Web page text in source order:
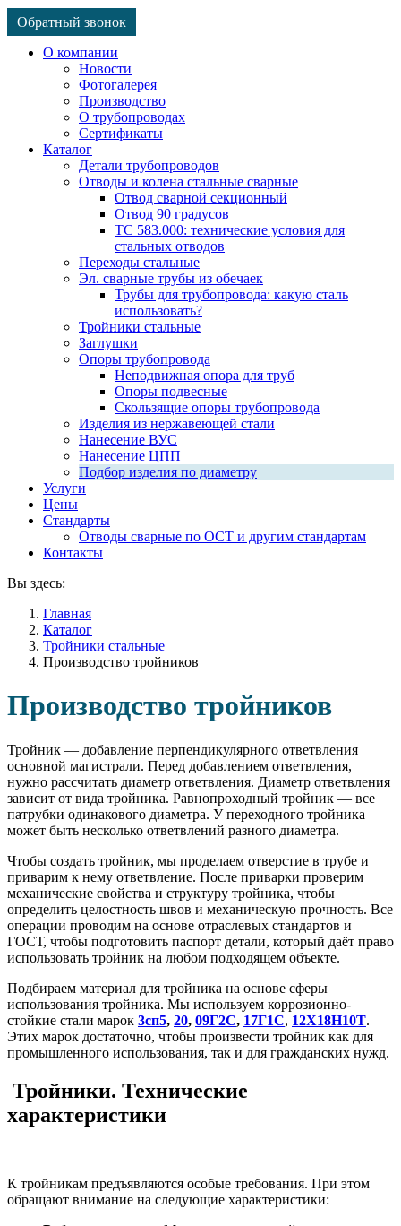
Обратный звонок
О компании
Новости
Фотогалерея
Производство
О трубопроводах
Сертификаты
Каталог
Детали трубопроводов
Отводы и колена стальные сварные
Отвод сварной секционный
Отвод 90 градусов
ТС 583.000: технические условия для
стальных отводов
Переходы стальные
Эл. сварные трубы из обечаек
Трубы для трубопровода: какую сталь
использовать?
Тройники стальные
Заглушки
Опоры трубопровода
Неподвижная опора для труб
Опоры подвесные
Скользящие опоры трубопровода
Изделия из нержавеющей стали
Нанесение ВУС
Нанесение ЦПП
Подбор изделия по диаметру
Услуги
Цены
Стандарты
Отводы сварные по ОСТ и другим стандартам
Контакты
Вы здесь:
Главная
Каталог
Тройники стальные
Производство тройников
Производство тройников
Тройник — добавление перпендикулярного ответвления
основной магистрали. Перед добавлением ответвления,
нужно рассчитать диаметр ответвления. Диаметр ответвления
зависит от вида тройника. Равнопроходный тройник — все
патрубки одинакового диаметра. У переходного тройника
может быть несколько ответвлений разного диаметра.
Чтобы создать тройник, мы проделаем отверстие в трубе и
приварим к нему ответвление. После приварки проверим
механические свойства и структуру тройника, чтобы
определить целостность швов и механическую прочность. Все
операции проводим на основе отраслевых стандартов и
ГОСТ, чтобы подготовить паспорт детали, который даёт право
использовать тройник на любом подходящем объекте.
Подбираем материал для тройника на основе сферы
использования тройника. Мы используем коррозионно-
стойкие стали марок 3сп5, 20, 09Г2С, 17Г1С, 12Х18Н10Т.
Этих марок достаточно, чтобы произвести тройник как для
промышленного использования, так и для гражданских нужд.
Тройники. Технические
характеристики
К тройникам предъявляются особые требования. При этом
обращают внимание на следующие характеристики: